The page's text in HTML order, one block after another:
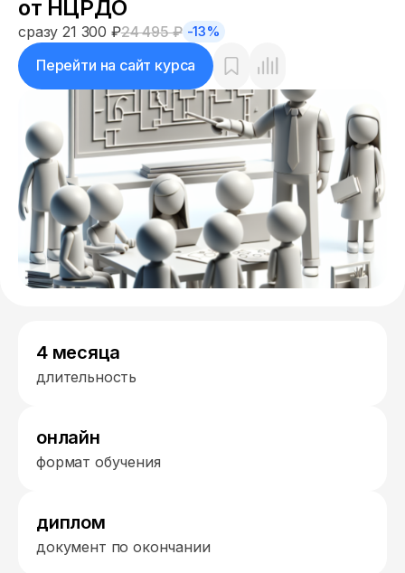
от НЦРДО
сразу 21 300 ₽24 495 ₽ -13%
Перейти на сайт курса
4 месяца
длительность
онлайн
формат обучения
диплом
документ по окончании